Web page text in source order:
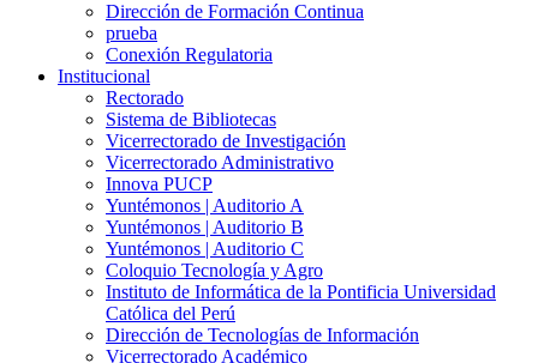
Dirección de Formación Continua
prueba
Conexión Regulatoria
Institucional
Rectorado
Sistema de Bibliotecas
Vicerrectorado de Investigación
Vicerrectorado Administrativo
Innova PUCP
Yuntémonos | Auditorio A
Yuntémonos | Auditorio B
Yuntémonos | Auditorio C
Coloquio Tecnología y Agro
Instituto de Informática de la Pontificia Universidad
Católica del Perú
Dirección de Tecnologías de Información
Vicerrectorado Académico